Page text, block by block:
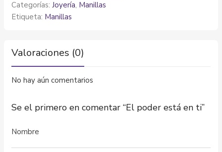
Categorías: Joyería, Manillas
Etiqueta: Manillas
Valoraciones (0)
No hay aún comentarios
Se el primero en comentar “El poder está en ti”